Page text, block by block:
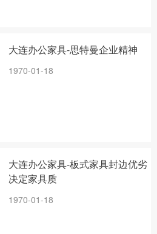
大连办公家具-思特曼企业精神
1970-01-18
大连办公家具-板式家具封边优劣
决定家具质
1970-01-18